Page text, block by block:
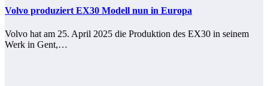
Volvo produziert EX30 Modell nun in Europa
Volvo hat am 25. April 2025 die Produktion des EX30 in seinem
Werk in Gent,…